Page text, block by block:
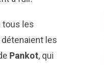
tous les
les
Pankot, qui